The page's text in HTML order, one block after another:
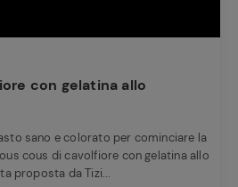
con gelatina allo
sano e colorato per cominciare la
cous di cavolfiore con gelatina allo
proposta da Tizi...